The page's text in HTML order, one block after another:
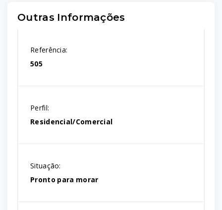
Outras Informações
Referência:
505
Perfil:
Residencial/Comercial
Situação:
Pronto para morar